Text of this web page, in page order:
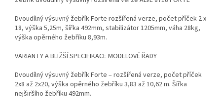
Dvoudílný výsuvný žebřík Forte rozšířená verze, počet příček 2 x
18, výška 5,25m, šířka 492mm, stabilizátor 1205mm, váha 28kg,
výška opěrného žebříku 8,93m.
VARIANTY A BLIŽŠÍ SPECIFIKACE MODELOVÉ ŘADY
Dvoudílný výsuvný žebřík Forte – rozšířená verze, počet příček
2x8 až 2x20, výška opěrného žebříku 3,83 až 10,62 m. Šířka
nejširšího žebříku 492mm.